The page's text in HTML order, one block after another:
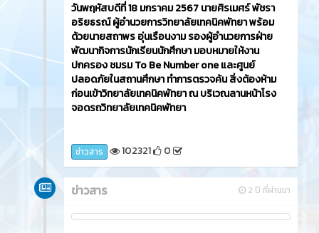
วันพฤหัสบดีที่ 18 มกราคม 2567 นายศิรเมศร์ พัชรา
อริยธรณ์ ผู้อำนวยการวิทยาลัยเทคนิคพัทยา พร้อม
ด้วยนายสถาพร อุ่นเรือนงาม รองผู้อำนวยการฝ่าย
พัฒนากิจการนักเรียนนักศึกษา มอบหมายให้งาน
ปกครอง ชมรม To Be Number one และศูนย์
ปลอดภัยในสถานศึกษา ทำการตรวจค้น สิ่งต้องห้าม
ก่อนเข้าวิทยาลัยเทคนิคพัทยา ณ บริเวณลานหน้าโรง
จอดรถวิทยาลัยเทคนิคพัทยา
ข่าวสาร 102321 0
2 ปี ที่ผ่านมา
ข่าวสาร